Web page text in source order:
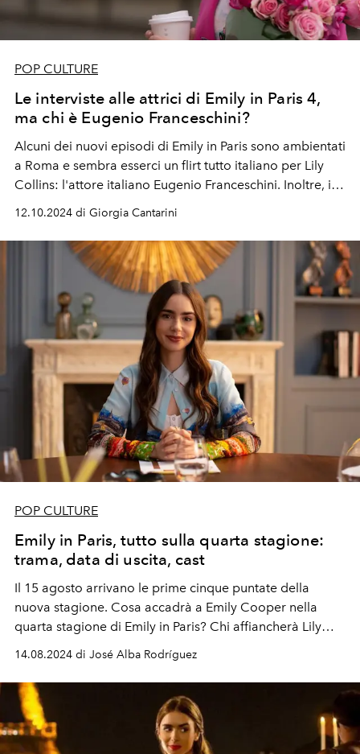
POP CULTURE
Le interviste alle attrici di Emily in Paris 4,
ma chi è Eugenio Franceschini?
Alcuni dei nuovi episodi di Emily in Paris sono ambientati
a Roma e sembra esserci un flirt tutto italiano per Lily
Collins: l'attore italiano Eugenio Franceschini. Inoltre, in
Philippine Leroy-Beaulieu e Ashley Park.
12.10.2024 di Giorgia Cantarini
POP CULTURE
Emily in Paris, tutto sulla quarta stagione:
trama, data di uscita, cast
Il 15 agosto arrivano le prime cinque puntate della
nuova stagione. Cosa accadrà a Emily Cooper nella
quarta stagione di Emily in Paris? Chi affiancherà Lily
sulla nuova stagione della seguitissima serie-tv Netflix...
14.08.2024 di José Alba Rodríguez